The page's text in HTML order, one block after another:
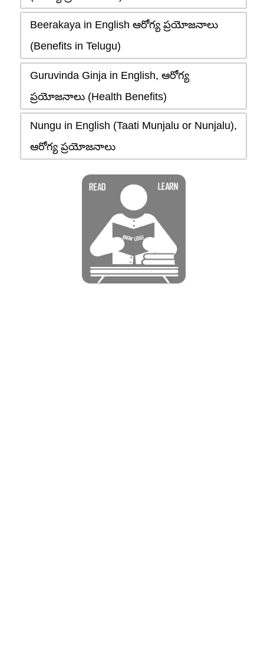
Beerakaya in English ఆరోగ్య ప్రయోజనాలు
(Benefits in Telugu)
Guruvinda Ginja in English, ఆరోగ్య
ప్రయోజనాలు (Health Benefits)
Nungu in English (Taati Munjalu or Nunjalu),
ఆరోగ్య ప్రయోజనాలు